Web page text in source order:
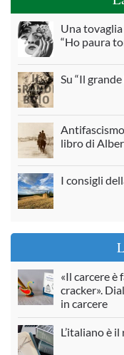
Una
“Ho paura
Su “Il
libro di
I consigli
«Il carcere è
cracker».
in carcere
L’italiano è